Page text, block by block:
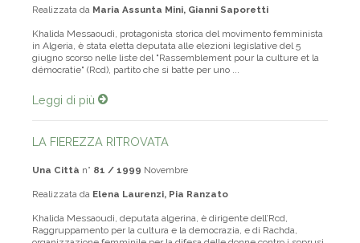
Realizzata da Maria Assunta Mini, Gianni Saporetti
Khalida Messaoudi, protagonista storica del movimento femminista
in Algeria, è stata eletta deputata alle elezioni legislative del 5
giugno scorso nelle liste del "Rassemblement pour la culture et la
démocratie" (Rcd), partito che si batte per uno ...
Leggi di più
LA FIEREZZA RITROVATA
Una Città n° 81 / 1999 Novembre
Realizzata da Elena Laurenzi, Pia Ranzato
Khalida Messaoudi, deputata algerina, è dirigente dell’Rcd,
Raggruppamento per la cultura e la democrazia, e di Rachda,